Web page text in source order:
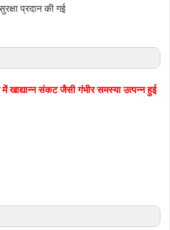
प्रदान की गई
खाद्यान्न संकट जैसी गंभीर समस्या उत्पन्न हुई